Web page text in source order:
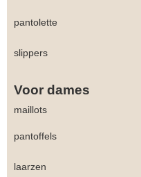
pantolette
slippers
Voor dames
maillots
pantoffels
laarzen